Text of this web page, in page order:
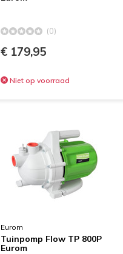
(0)
€ 179,95
Niet op voorraad
Eurom
Tuinpomp Flow TP 800P
Eurom